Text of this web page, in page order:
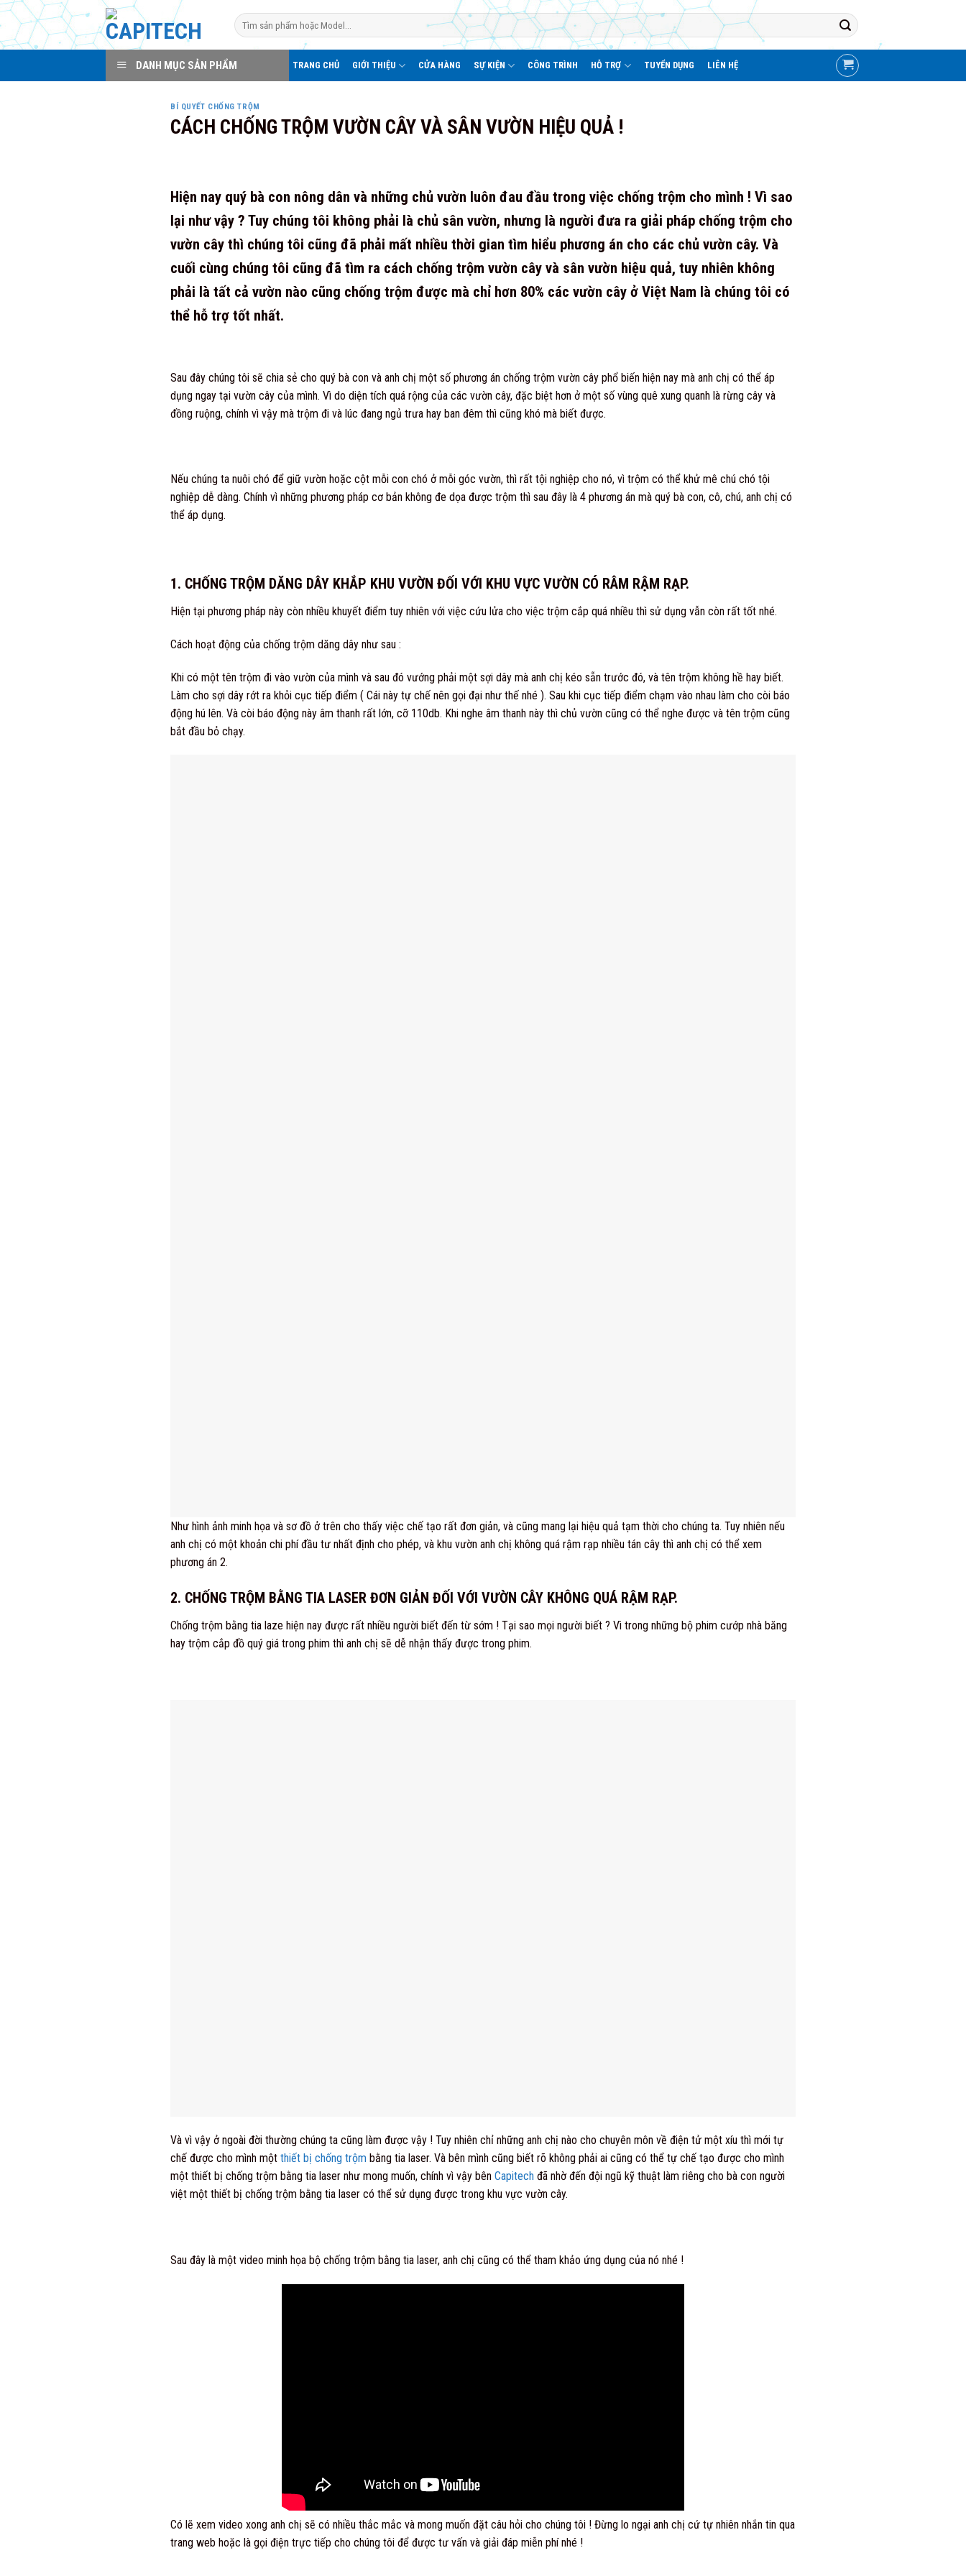
Skip
to
content
Search
for:
DANH MỤC SẢN PHẨM TRANG CHỦ GIỚI THIỆU CỬA HÀNG SỰ KIỆN CÔNG TRÌNH HỖ TRỢ TUYỂN DỤNG LIÊN HỆ
BÍ QUYẾT CHỐNG TRỘM
CÁCH CHỐNG TRỘM VƯỜN CÂY VÀ SÂN VƯỜN HIỆU QUẢ !
Hiện nay quý bà con nông dân và những chủ vườn luôn đau đầu trong việc chống trộm cho mình ! Vì sao
lại như vậy ? Tuy chúng tôi không phải là chủ sân vườn, nhưng là người đưa ra giải pháp chống trộm cho
vườn cây thì chúng tôi cũng đã phải mất nhiều thời gian tìm hiểu phương án cho các chủ vườn cây. Và
cuối cùng chúng tôi cũng đã tìm ra cách chống trộm vườn cây và sân vườn hiệu quả, tuy nhiên không
phải là tất cả vườn nào cũng chống trộm được mà chỉ hơn 80% các vườn cây ở Việt Nam là chúng tôi có
thể hỗ trợ tốt nhất.
Sau đây chúng tôi sẽ chia sẻ cho quý bà con và anh chị một số phương án chống trộm vườn cây phổ biến hiện nay mà anh chị có thể áp
dụng ngay tại vườn cây của mình. Vì do diện tích quá rộng của các vườn cây, đặc biệt hơn ở một số vùng quê xung quanh là rừng cây và
đồng ruộng, chính vì vậy mà trộm đi và lúc đang ngủ trưa hay ban đêm thì cũng khó mà biết được.
Nếu chúng ta nuôi chó để giữ vườn hoặc cột mỗi con chó ở mỗi góc vườn, thì rất tội nghiệp cho nó, vì trộm có thể khử mê chú chó tội
nghiệp dễ dàng. Chính vì những phương pháp cơ bản không đe dọa được trộm thì sau đây là 4 phương án mà quý bà con, cô, chú, anh chị có
thể áp dụng.
1. CHỐNG TRỘM DĂNG DÂY KHẮP KHU VƯỜN ĐỐI VỚI KHU VỰC VƯỜN CÓ RÂM RẬM RẠP.
Hiện tại phương pháp này còn nhiều khuyết điểm tuy nhiên với việc cứu lửa cho việc trộm cắp quá nhiều thì sử dụng vẫn còn rất tốt nhé.
Cách hoạt động của chống trộm dăng dây như sau :
Khi có một tên trộm đi vào vườn của mình và sau đó vướng phải một sợi dây mà anh chị kéo sẵn trước đó, và tên trộm không hề hay biết.
Làm cho sợi dây rớt ra khỏi cục tiếp điểm ( Cái này tự chế nên gọi đại như thế nhé ). Sau khi cục tiếp điểm chạm vào nhau làm cho còi báo
động hú lên. Và còi báo động này âm thanh rất lớn, cỡ 110db. Khi nghe âm thanh này thì chủ vườn cũng có thể nghe được và tên trộm cũng
bắt đầu bỏ chạy.
Như hình ảnh minh họa và sơ đồ ở trên cho thấy việc chế tạo rất đơn giản, và cũng mang lại hiệu quả tạm thời cho chúng ta. Tuy nhiên nếu
anh chị có một khoản chi phí đầu tư nhất định cho phép, và khu vườn anh chị không quá rậm rạp nhiều tán cây thì anh chị có thể xem
phương án 2.
2. CHỐNG TRỘM BẰNG TIA LASER ĐƠN GIẢN ĐỐI VỚI VƯỜN CÂY KHÔNG QUÁ RẬM RẠP.
Chống trộm bằng tia laze hiện nay được rất nhiều người biết đến từ sớm ! Tại sao mọi người biết ? Vì trong những bộ phim cướp nhà băng
hay trộm cắp đồ quý giá trong phim thì anh chị sẽ dễ nhận thấy được trong phim.
Và vì vậy ở ngoài đời thường chúng ta cũng làm được vậy ! Tuy nhiên chỉ những anh chị nào cho chuyên môn về điện tử một xíu thì mới tự
chế được cho mình một thiết bị chống trộm bằng tia laser. Và bên mình cũng biết rõ không phải ai cũng có thể tự chế tạo được cho mình
một thiết bị chống trộm bằng tia laser như mong muốn, chính vì vậy bên Capitech đã nhờ đến đội ngũ kỹ thuật làm riêng cho bà con người
việt một thiết bị chống trộm bằng tia laser có thể sử dụng được trong khu vực vườn cây.
Sau đây là một video minh họa bộ chống trộm bằng tia laser, anh chị cũng có thể tham khảo ứng dụng của nó nhé !
Có lẽ xem video xong anh chị sẽ có nhiều thắc mắc và mong muốn đặt câu hỏi cho chúng tôi ! Đừng lo ngại anh chị cứ tự nhiên nhắn tin qua
trang web hoặc là gọi điện trực tiếp cho chúng tôi để được tư vấn và giải đáp miễn phí nhé !